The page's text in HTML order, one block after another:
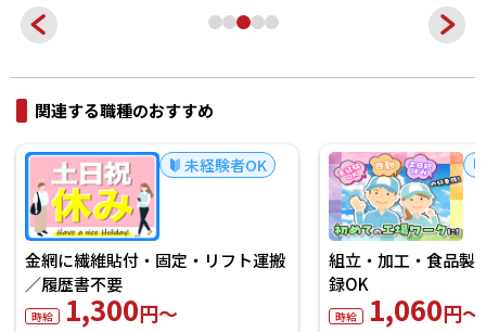
関連する職種のおすすめ
未経験者OK
金網に繊維貼付・固定・リフト運搬
／履歴書不要
時給 1,300円～
組立・加工・食品製
録OK
時給 1,060円～